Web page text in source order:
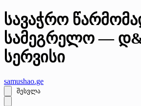
სავაჭრო
სამეგრელო —
სერვისი
samushao.ge
შესვლა